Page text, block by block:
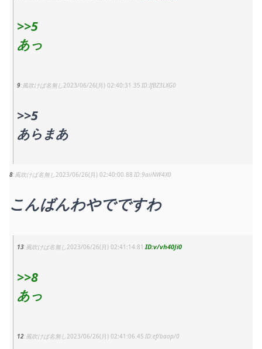
>>5
あっ
9 風吹けば名無し 2023/06/26(月) 02:40:31.35 IfBZ3LXG0
>>5
あらまあ
8 風吹けば名無し 2023/06/26(月) 02:40:00.88 9aiiNW4X0
こんばんわやでですわ
13 風吹けば名無し 2023/06/26(月) 02:41:14.81 v/vh40Ji0
>>8
あっ
12 風吹けば名無し 2023/06/26(月) 02:41:06.45 ef/baop/0